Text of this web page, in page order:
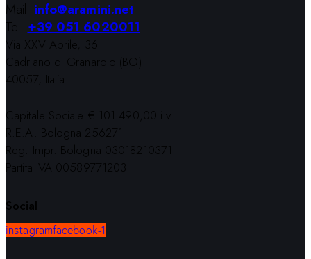
Mail:info@aramini.net
Tel:+39 051 6020011
Via XXV Aprile, 36
Cadriano di Granarolo (BO)
40057, Italia
Capitale Sociale € 101.490,00 i.v.
R.E.A. Bologna 256271
Reg. Impr. Bologna 03018210371
Partita IVA 00589771203
Social
instagramfacebook-1